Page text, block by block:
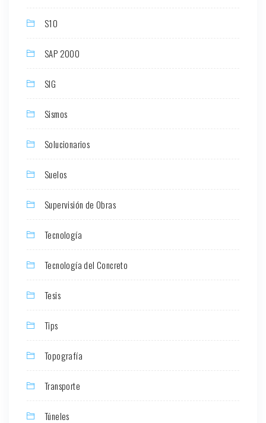
S10
SAP 2000
SIG
Sismos
Solucionarios
Suelos
Supervisión de Obras
Tecnología
Tecnología del Concreto
Tesis
Tips
Topografía
Transporte
Túneles